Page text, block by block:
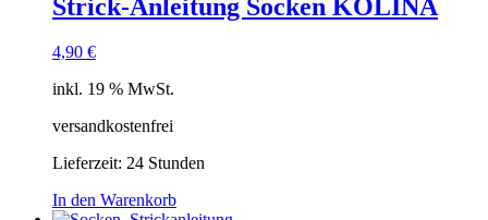
Strick-Anleitung Socken KOLINA
4,90 €
inkl. 19 % MwSt.
versandkostenfrei
Lieferzeit: 24 Stunden
In den Warenkorb